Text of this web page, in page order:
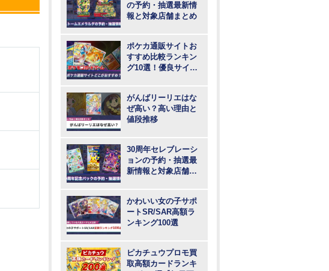
の予約・抽選最新情
報と対象店舗まとめ
ポケカ通販サイトお
すすめ比較ランキン
グ10選！優良サイト
がんばリーリエはな
ぜ高い？高い理由と
値段推移
30周年セレブレーシ
ョンの予約・抽選最
新情報と対象店舗ま
かわいい女の子サポ
ートSR/SAR高額ラ
ンキング100選
ピカチュウプロモ買
取高額カードランキ